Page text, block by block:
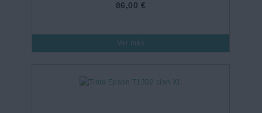
86,00 €
Ver más